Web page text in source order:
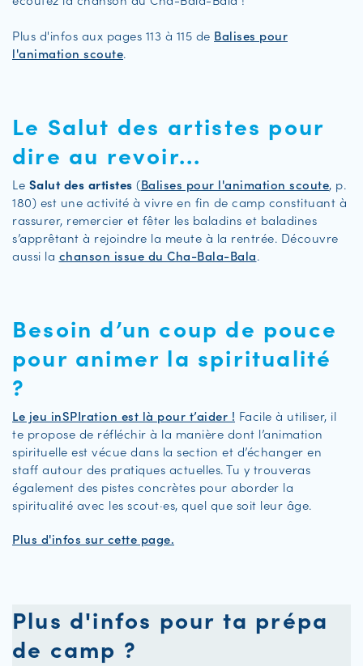
Plus d'infos aux pages 113 à 115 de Balises pour
l'animation scoute.
Le Salut des artistes pour
dire au revoir...
Le Salut des artistes (Balises pour l'animation scoute, p.
180) est une activité à vivre en fin de camp constituant à
rassurer, remercier et fêter les baladins et baladines
s’apprêtant à rejoindre la meute à la rentrée. Découvre
aussi la chanson issue du Cha-Bala-Bala.
Besoin d’un coup de pouce
pour animer la spiritualité
?
Le jeu inSPIration est là pour t’aider ! Facile à utiliser, il
te propose de réfléchir à la manière dont l’animation
spirituelle est vécue dans la section et d’échanger en
staff autour des pratiques actuelles. Tu y trouveras
également des pistes concrètes pour aborder la
spiritualité avec les scout·es, quel que soit leur âge.
Plus d'infos sur cette page.
Plus d'infos pour ta prépa
de camp ?